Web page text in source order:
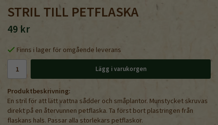
STRIL TILL PETFLASKA
49 kr
Finns i lager för omgående leverans
Lägg i varukorgen
Produktbeskrivning:
En stril för att lätt vattna sådder och småplantor. Munstycket skruvas
direkt på en återvunnen petflaska. Ta först bort plastringen från
flaskans hals. Passar alla storlekars petflaskor.